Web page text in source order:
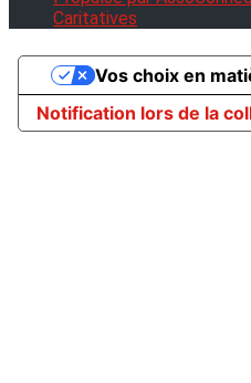
Caritatives
Notification lors de la
Vos choix en